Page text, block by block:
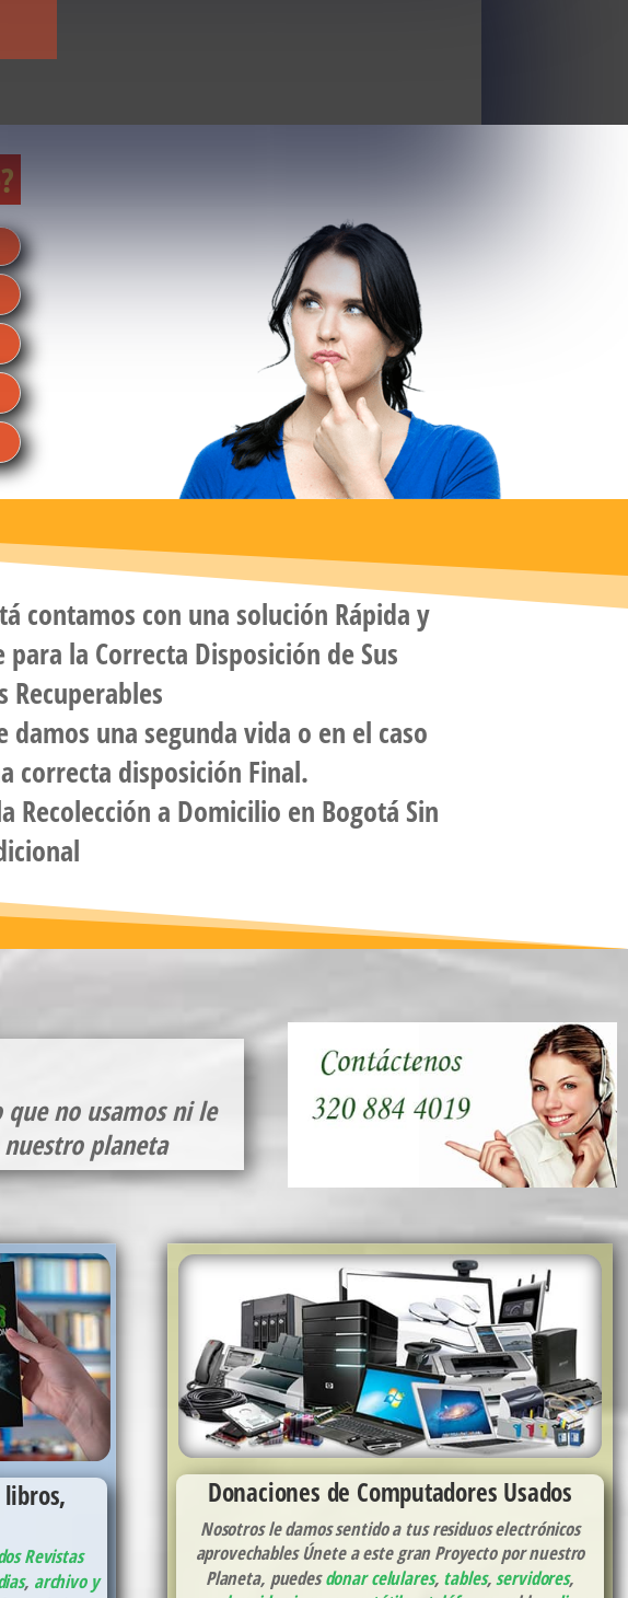
contamos con una solución Rápida y
la Correcta Disposición de Sus
Recuperables
damos una segunda vida o en el caso
correcta disposición Final.
Recolección a Domicilio en Bogotá Sin
no usamos ni le
nuestro planeta
Revistas
, archivo y
Donaciones de Computadores Usados
Nosotros le damos sentido a tus residuos electrónicos
aprovechables Únete a este gran Proyecto por nuestro
Planeta, puedesdonar celulares, tables, servidores,